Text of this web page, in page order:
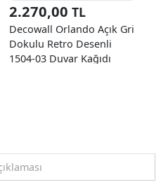
2.270,00 TL
Decowall Orlando Açık Gri
Dokulu Retro Desenli
1504-03 Duvar Kağıdı